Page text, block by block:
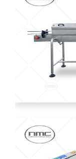
Sepet ve
Transfer
pompalar
ÖN PIŞIRME
Otoklav,
Pişirme ve
Pastörize